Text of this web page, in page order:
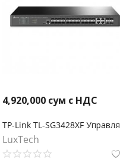
4,920,000 сум с НДС
LuxTech